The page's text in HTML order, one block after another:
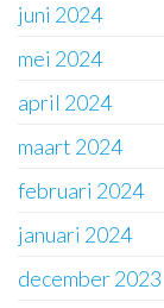
juni 2024
mei 2024
april 2024
maart 2024
februari 2024
januari 2024
december 2023